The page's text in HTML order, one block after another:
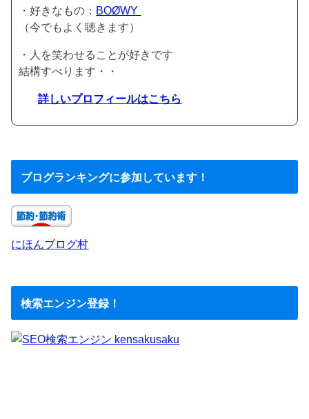
・好きなもの： BOØWY
（今でもよく聴きます）
・人を笑わせることが好きです
結構すべります・・
詳しいプロフィールはこちら
ブログランキングに参加しています！
にほんブログ村
検索エンジン登録！